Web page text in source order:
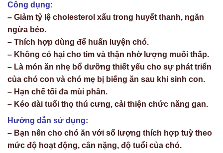
Công dụng:
– Giảm tỷ lệ cholesterol xấu trong huyết thanh, ngăn
ngừa béo.
– Thích hợp dùng để huấn luyện chó.
– Không có hại cho tim và thận nhờ lượng muối thấp.
– Là món ăn nhẹ bổ dưỡng thiết yếu cho sự phát triển
của chó con và chó mẹ bị biếng ăn sau khi sinh con.
– Hạn chế tối đa mùi phân.
– Kéo dài tuổi thọ thú cưng, cải thiện chức năng gan.
Hướng dẫn sử dụng:
– Bạn nên cho chó ăn với số lượng thích hợp tuỳ theo
mức độ hoạt động, cân nặng, độ tuổi của chó.